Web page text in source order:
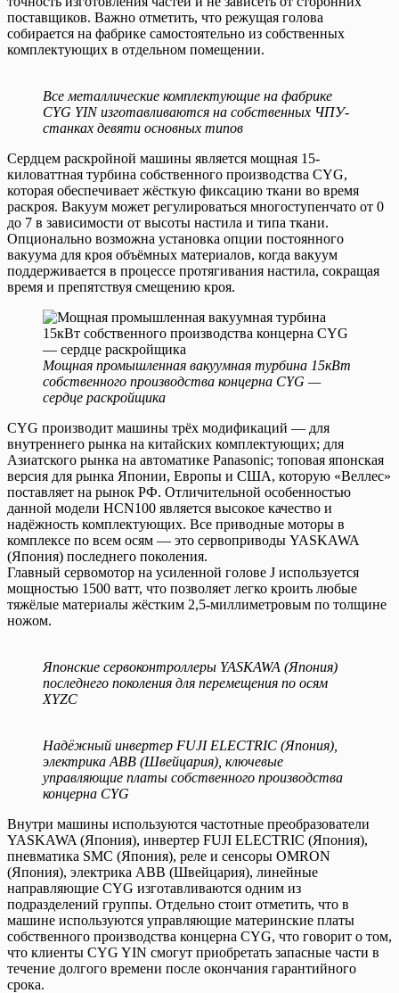
поставщиков. Важно отметить, что режущая голова
собирается на фабрике самостоятельно из собственных
комплектующих в отдельном помещении.
Все металлические комплектующие на фабрике
CYG YIN изготавливаются на собственных ЧПУ-
станках девяти основных типов
Сердцем раскройной машины является мощная 15-
киловаттная турбина собственного производства CYG,
которая обеспечивает жёсткую фиксацию ткани во время
раскроя. Вакуум может регулироваться многоступенчато от 0
до 7 в зависимости от высоты настила и типа ткани.
Опционально возможна установка опции постоянного
вакуума для кроя объёмных материалов, когда вакуум
поддерживается в процессе протягивания настила, сокращая
время и препятствуя смещению кроя.
Мощная промышленная вакуумная турбина 15кВт
собственного производства концерна CYG —
сердце раскройщика
CYG производит машины трёх модификаций — для
внутреннего рынка на китайских комплектующих; для
Азиатского рынка на автоматике Panasonic; топовая японская
версия для рынка Японии, Европы и США, которую «Веллес»
поставляет на рынок РФ. Отличительной особенностью
данной модели HCN100 является высокое качество и
надёжность комплектующих. Все приводные моторы в
комплексе по всем осям — это сервоприводы YASKAWA
(Япония) последнего поколения.
Главный сервомотор на усиленной голове J используется
мощностью 1500 ватт, что позволяет легко кроить любые
тяжёлые материалы жёстким 2,5-миллиметровым по толщине
ножом.
Японские сервоконтроллеры YASKAWA (Япония)
последнего поколения для перемещения по осям
XYZC
Надёжный инвертер FUJI ELECTRIC (Япония),
электрика ABB (Швейцария), ключевые
управляющие платы собственного производства
концерна CYG
Внутри машины используются частотные преобразователи
YASKAWA (Япония), инвертер FUJI ELECTRIC (Япония),
пневматика SMC (Япония), реле и сенсоры OMRON
(Япония), электрика ABB (Швейцария), линейные
направляющие CYG изготавливаются одним из
подразделений группы. Отдельно стоит отметить, что в
машине используются управляющие материнские платы
собственного производства концерна CYG, что говорит о том,
что клиенты CYG YIN смогут приобретать запасные части в
течение долгого времени после окончания гарантийного
срока.